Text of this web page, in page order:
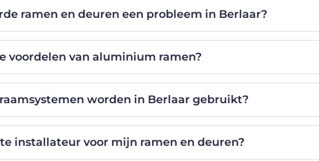
ramen en deuren een probleem in Berlaar?
voordelen van aluminium ramen?
worden in Berlaar gebruikt?
installateur voor mijn ramen en deuren?